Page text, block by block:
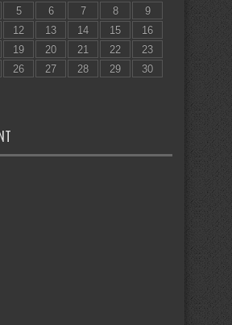
5 6 7 8
9
12 13 14 15
16
19 20 21 22
23
26 27 28 29
30